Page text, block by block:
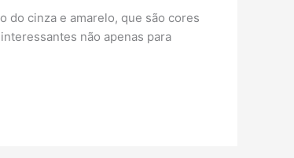
do cinza e amarelo, que são cores
não apenas para